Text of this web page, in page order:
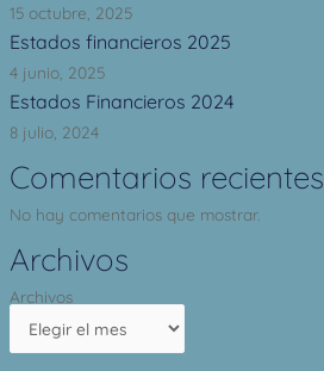
15 octubre, 2025
Estados financieros 2025
4 junio, 2025
Estados Financieros 2024
8 julio, 2024
Comentarios recientes
No hay comentarios que mostrar.
Archivos
Archivos